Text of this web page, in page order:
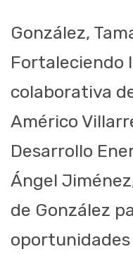
González,
Fortaleciendo
colaborativa
Américo
Desarrollo
Ángel
de González